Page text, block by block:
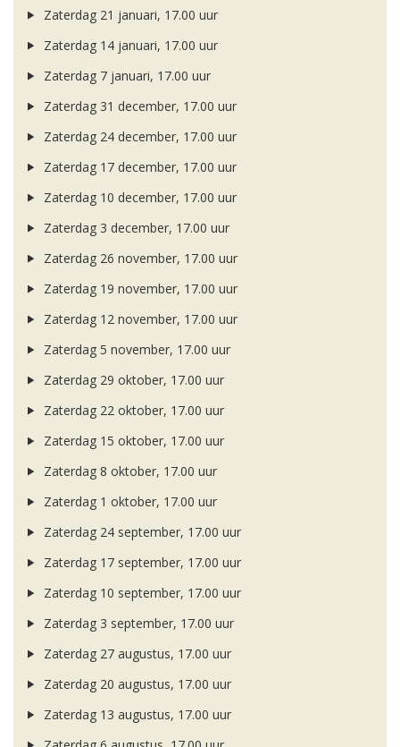
Zaterdag 21 januari, 17.00 uur
Zaterdag 14 januari, 17.00 uur
Zaterdag 7 januari, 17.00 uur
Zaterdag 31 december, 17.00 uur
Zaterdag 24 december, 17.00 uur
Zaterdag 17 december, 17.00 uur
Zaterdag 10 december, 17.00 uur
Zaterdag 3 december, 17.00 uur
Zaterdag 26 november, 17.00 uur
Zaterdag 19 november, 17.00 uur
Zaterdag 12 november, 17.00 uur
Zaterdag 5 november, 17.00 uur
Zaterdag 29 oktober, 17.00 uur
Zaterdag 22 oktober, 17.00 uur
Zaterdag 15 oktober, 17.00 uur
Zaterdag 8 oktober, 17.00 uur
Zaterdag 1 oktober, 17.00 uur
Zaterdag 24 september, 17.00 uur
Zaterdag 17 september, 17.00 uur
Zaterdag 10 september, 17.00 uur
Zaterdag 3 september, 17.00 uur
Zaterdag 27 augustus, 17.00 uur
Zaterdag 20 augustus, 17.00 uur
Zaterdag 13 augustus, 17.00 uur